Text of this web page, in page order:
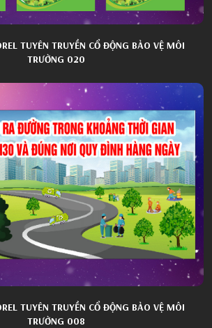
TUYÊN TRUYỀN CỔ ĐỘNG BẢO VỆ MÔI
TRƯỜNG 020
TUYÊN TRUYỀN CỔ ĐỘNG BẢO VỆ MÔI
TRƯỜNG 008